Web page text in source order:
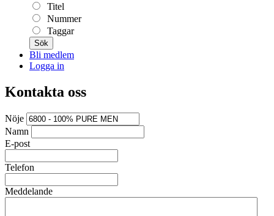
Titel
Nummer
Taggar
Sök
Bli medlem
Logga in
Kontakta oss
Nöje
Namn
E-post
Telefon
Meddelande